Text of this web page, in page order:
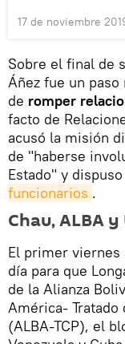
17 de noviembre
​Sobre el final de
Áñez fue un
de romper
facto de
acusó la misión
de "haberse
Estado" y
funcionarios .
Chau, ALBA
El primer
día para que
de la Alianza
América-
(ALBA-TCP), el